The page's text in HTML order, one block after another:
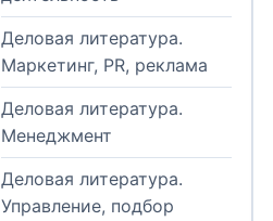
Деловая литература.
Маркетинг, PR, реклама
Деловая литература.
Менеджмент
Деловая литература.
Управление, подбор